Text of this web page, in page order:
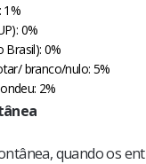
1%
0%
Brasil): 0%
branco/nulo: 5%
2%
quando os